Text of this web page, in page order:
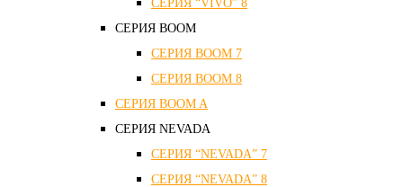
СЕРИЯ “VIVO” 8
СЕРИЯ ВOOM
СЕРИЯ ВOOM 7
СЕРИЯ ВOOM 8
СЕРИЯ ВOOM A
СЕРИЯ NEVADA
СЕРИЯ “NEVADA” 7
СЕРИЯ “NEVADA” 8